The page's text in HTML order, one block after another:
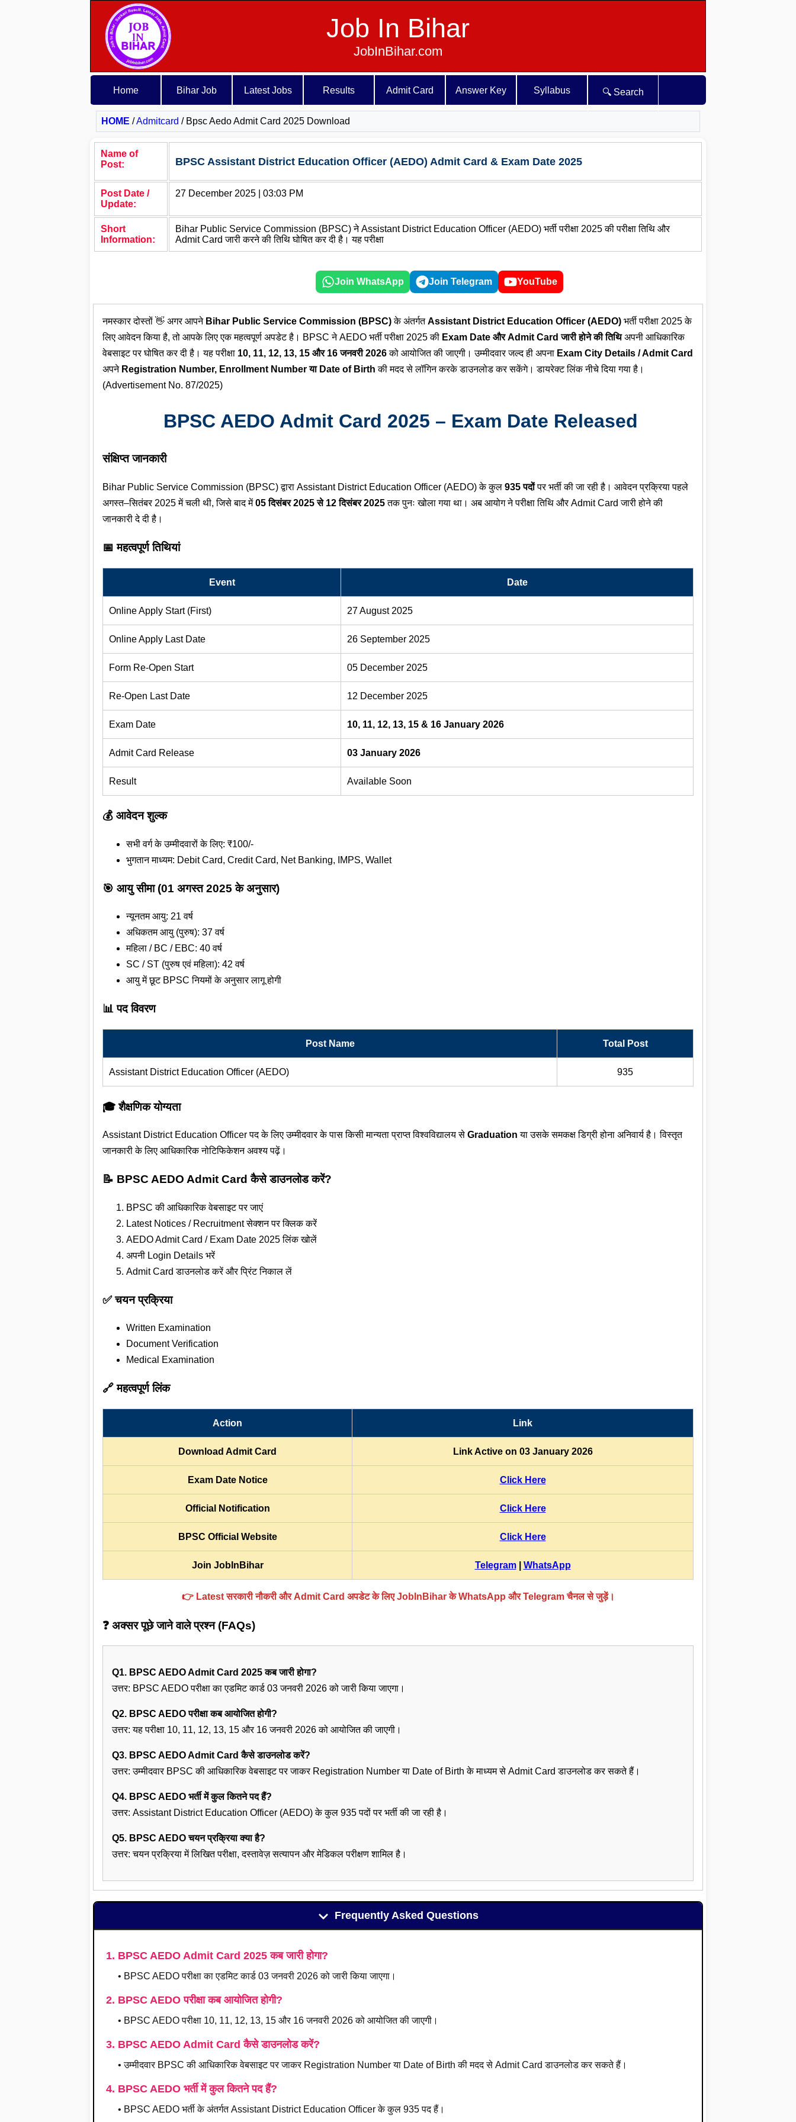
Job In Bihar
JobInBihar.com
Home Bihar Job Latest Jobs Results Admit Card Answer Key Syllabus 🔍 Search
HOME /Admitcard / Bpsc Aedo Admit Card 2025 Download
Name of
Post:
BPSC Assistant District Education Officer (AEDO) Admit Card & Exam Date 2025
Post Date /
Update:
27 December 2025 | 03:03 PM
Short
Information:
Bihar Public Service Commission (BPSC) ने Assistant District Education Officer (AEDO) भर्ती परीक्षा 2025 की परीक्षा तिथि और
Admit Card जारी करने की तिथि घोषित कर दी है। यह परीक्षा
Join WhatsApp Join Telegram YouTube
नमस्कार दोस्तों 👋 अगर आपने Bihar Public Service Commission (BPSC)के अंतर्गतAssistant District Education Officer (AEDO) भर्ती परीक्षा 2025 के
लिए आवेदन किया है, तो आपके लिए एक महत्वपूर्ण अपडेट है। BPSC ने AEDO भर्ती परीक्षा 2025 की Exam Date और Admit Card जारी होने की तिथिअपनी आधिकारिक
वेबसाइट पर घोषित कर दी है। यह परीक्षा 10, 11, 12, 13, 15 और 16 जनवरी 2026को आयोजित की जाएगी। उम्मीदवार जल्द ही अपना Exam City Details / Admit Card
अपने Registration Number, Enrollment Number या Date of Birth की मदद से लॉगिन करके डाउनलोड कर सकेंगे। डायरेक्ट लिंक नीचे दिया गया है।
(Advertisement No. 87/2025)
BPSC AEDO Admit Card 2025 – Exam Date Released
संक्षिप्त जानकारी
Bihar Public Service Commission (BPSC) द्वारा Assistant District Education Officer (AEDO) के कुल 935 पदोंपर भर्ती की जा रही है। आवेदन प्रक्रिया पहले
अगस्त–सितंबर 2025 में चली थी, जिसे बाद में05 दिसंबर 2025 से 12 दिसंबर 2025तक पुनः खोला गया था। अब आयोग ने परीक्षा तिथि और Admit Card जारी होने की
जानकारी दे दी है।
📅 महत्वपूर्ण तिथियां
Event Date
Online Apply Start (First) 27 August 2025
Online Apply Last Date 26 September 2025
Form Re-Open Start 05 December 2025
Re-Open Last Date 12 December 2025
Exam Date 10, 11, 12, 13, 15 & 16 January 2026
Admit Card Release 03 January 2026
Result Available Soon
💰 आवेदन शुल्क
सभी वर्ग के उम्मीदवारों के लिए: ₹100/-
भुगतान माध्यम: Debit Card, Credit Card, Net Banking, IMPS, Wallet
🎯 आयु सीमा (01 अगस्त 2025 के अनुसार)
न्यूनतम आयु: 21 वर्ष
अधिकतम आयु (पुरुष): 37 वर्ष
महिला / BC / EBC: 40 वर्ष
SC / ST (पुरुष एवं महिला): 42 वर्ष
आयु में छूट BPSC नियमों के अनुसार लागू होगी
📊 पद विवरण
Post Name Total Post
Assistant District Education Officer (AEDO) 935
🎓 शैक्षणिक योग्यता
Assistant District Education Officer पद के लिए उम्मीदवार के पास किसी मान्यता प्राप्त विश्वविद्यालय से Graduation या उसके समकक्ष डिग्री होना अनिवार्य है। विस्तृत
जानकारी के लिए आधिकारिक नोटिफिकेशन अवश्य पढ़ें।
📝 BPSC AEDO Admit Card कैसे डाउनलोड करें?
BPSC की आधिकारिक वेबसाइट पर जाएं
Latest Notices / Recruitment सेक्शन पर क्लिक करें
AEDO Admit Card / Exam Date 2025 लिंक खोलें
अपनी Login Details भरें
Admit Card डाउनलोड करें और प्रिंट निकाल लें
✅ चयन प्रक्रिया
Written Examination
Document Verification
Medical Examination
🔗 महत्वपूर्ण लिंक
Action Link
Download Admit Card Link Active on 03 January 2026
Exam Date Notice Click Here
Official Notification Click Here
BPSC Official Website Click Here
Join JobInBihar Telegram| WhatsApp
👉 Latest सरकारी नौकरी और Admit Card अपडेट के लिए JobInBihar के WhatsApp और Telegram चैनल से जुड़ें।
❓ अक्सर पूछे जाने वाले प्रश्न (FAQs)
Q1. BPSC AEDO Admit Card 2025 कब जारी होगा?
उत्तर: BPSC AEDO परीक्षा का एडमिट कार्ड 03 जनवरी 2026 को जारी किया जाएगा।
Q2. BPSC AEDO परीक्षा कब आयोजित होगी?
उत्तर: यह परीक्षा 10, 11, 12, 13, 15 और 16 जनवरी 2026 को आयोजित की जाएगी।
Q3. BPSC AEDO Admit Card कैसे डाउनलोड करें?
उत्तर: उम्मीदवार BPSC की आधिकारिक वेबसाइट पर जाकर Registration Number या Date of Birth के माध्यम से Admit Card डाउनलोड कर सकते हैं।
Q4. BPSC AEDO भर्ती में कुल कितने पद हैं?
उत्तर: Assistant District Education Officer (AEDO) के कुल 935 पदों पर भर्ती की जा रही है।
Q5. BPSC AEDO चयन प्रक्रिया क्या है?
उत्तर: चयन प्रक्रिया में लिखित परीक्षा, दस्तावेज़ सत्यापन और मेडिकल परीक्षण शामिल है।
Frequently Asked Questions
1. BPSC AEDO Admit Card 2025 कब जारी होगा?
• BPSC AEDO परीक्षा का एडमिट कार्ड 03 जनवरी 2026 को जारी किया जाएगा।
2. BPSC AEDO परीक्षा कब आयोजित होगी?
• BPSC AEDO परीक्षा 10, 11, 12, 13, 15 और 16 जनवरी 2026 को आयोजित की जाएगी।
3. BPSC AEDO Admit Card कैसे डाउनलोड करें?
• उम्मीदवार BPSC की आधिकारिक वेबसाइट पर जाकर Registration Number या Date of Birth की मदद से Admit Card डाउनलोड कर सकते हैं।
4. BPSC AEDO भर्ती में कुल कितने पद हैं?
• BPSC AEDO भर्ती के अंतर्गत Assistant District Education Officer के कुल 935 पद हैं।